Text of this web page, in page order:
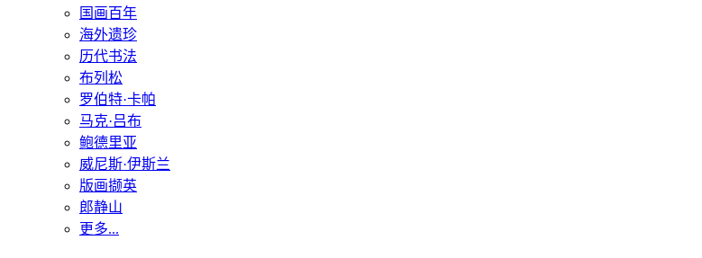
国画百年
海外遗珍
历代书法
布列松
罗伯特·卡帕
马克·吕布
鲍德里亚
威尼斯·伊斯兰
版画撷英
郎静山
更多...